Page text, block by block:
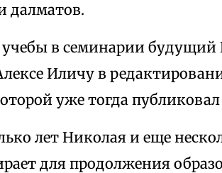
далматов.
в семинарии будущий
Иличу в
уже тогда
лет Николая и еще
для продолжения